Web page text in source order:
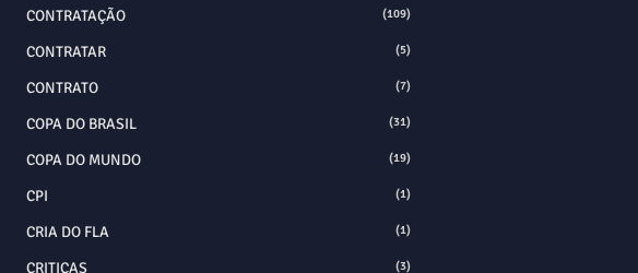
CONTRATAÇÃO (109)
CONTRATAR (5)
CONTRATO (7)
COPA DO BRASIL (31)
COPA DO MUNDO (19)
CPI (1)
CRIA DO FLA (1)
CRITICAS (3)